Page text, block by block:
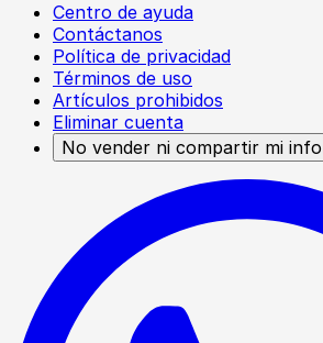
Centro de ayuda
Contáctanos
Política de privacidad
Términos de uso
Artículos prohibidos
Eliminar cuenta
No vender ni compartir mi